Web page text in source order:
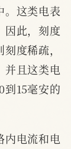
。这类电表
因此，刻度
度稀疏，
并且这类电
15毫安的
内电流和电